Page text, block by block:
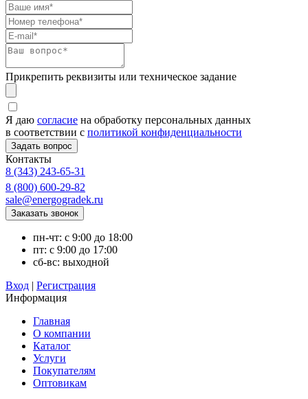
Прикрепить реквизиты или техническое задание
Я даю согласие на обработку персональных данных
в соответствии с политикой конфиденциальности
Контакты
8 (343) 243-65-31
8 (800) 600-29-82
sale@energogradek.ru
пн-чт: с 9:00 до 18:00
пт: с 9:00 до 17:00
сб-вс: выходной
Вход | Регистрация
Информация
Главная
О компании
Каталог
Услуги
Покупателям
Оптовикам